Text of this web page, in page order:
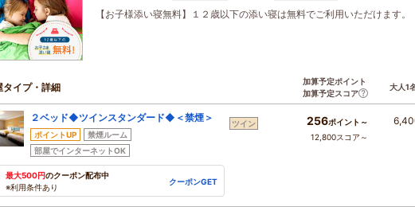
【お子様添い寝無料】１２歳以下の添い寝は無料でご利用いただけます。
タイプ・詳細
加算予定ポイント
加算予定スコア
大人1
２ベッド◆ツインスタンダード◆＜禁煙＞
ポイントUP
禁煙ルーム
部屋でインターネットOK
最大500円のクーポン配布中
※利用条件あり
クーポンGET
ツイン 256ポイント～
12,800スコア～